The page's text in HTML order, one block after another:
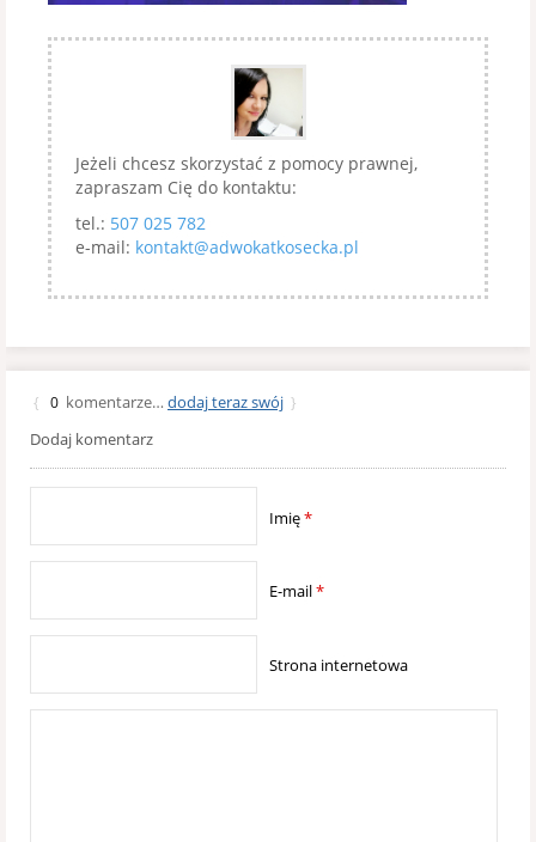
Jeżeli chcesz skorzystać z pomocy prawnej,
zapraszam Cię do kontaktu:
tel.: 507 025 782
e-mail: kontakt@adwokatkosecka.pl
{ 0 komentarze… dodaj teraz swój }
Dodaj komentarz
Imię*
E-mail*
Strona internetowa